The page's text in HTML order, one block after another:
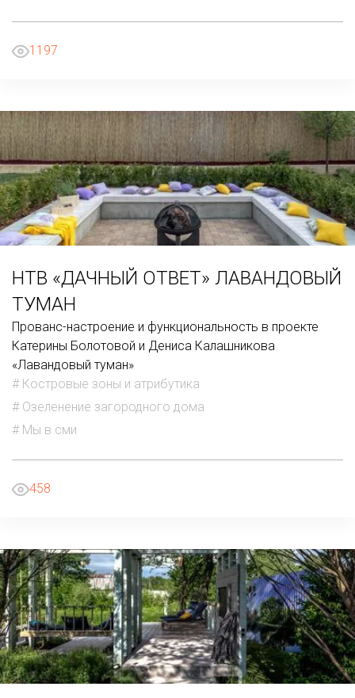
1197
НТВ «ДАЧНЫЙ ОТВЕТ» ЛАВАНДОВЫЙ
ТУМАН
Прованс-настроение и функциональность в проекте
Катерины Болотовой и Дениса Калашникова
«Лавандовый туман»
# Костровые зоны и атрибутика
# Озеленение загородного дома
# Мы в сми
458